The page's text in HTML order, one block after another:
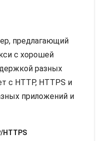
предлагающий
с хорошей
разных
с HTTP, HTTPS и
приложений и
HTTPS